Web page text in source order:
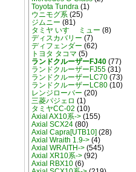
Toyota Tundra(1)
ウニモグ系(25)
ジムニー (81)
タミヤ いすゞ ミュー (8)
ディスカバリー (7)
ディフェンダー (62)
トヨタ タコマ (5)
ランドクルーザーFJ40(77)
ランドクルーザーFJ55(31)
ランドクルーザーLC70(73)
ランドクルーザーLC80(10)
レンジローバー (20)
三菱パジェロ (1)
タミヤCC-02 (10)
Axial AX10系->(155)
Axial SCX24(80)
Axial Capra[UTB10] (28)
Axial Wraith 1.9->(4)
Axial WRAITH->(545)
Axial XR10系->(92)
Axial RBX10(6)